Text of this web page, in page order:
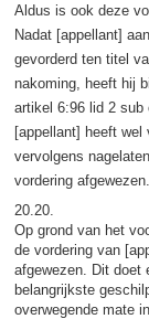
Aldus is ook deze
Nadat [appellant]
gevorderd ten titel
nakoming, heeft hij
artikel 6:96 lid 2 sub
[appellant] heeft wel
vervolgens
vordering afgewezen.
20.20.
Op grond van het
de vordering van
afgewezen. Dit doet
belangrijkste
overwegende mate